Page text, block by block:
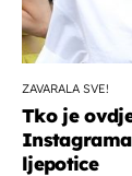
ZAVARALA SVE!
Tko je
ljepotice